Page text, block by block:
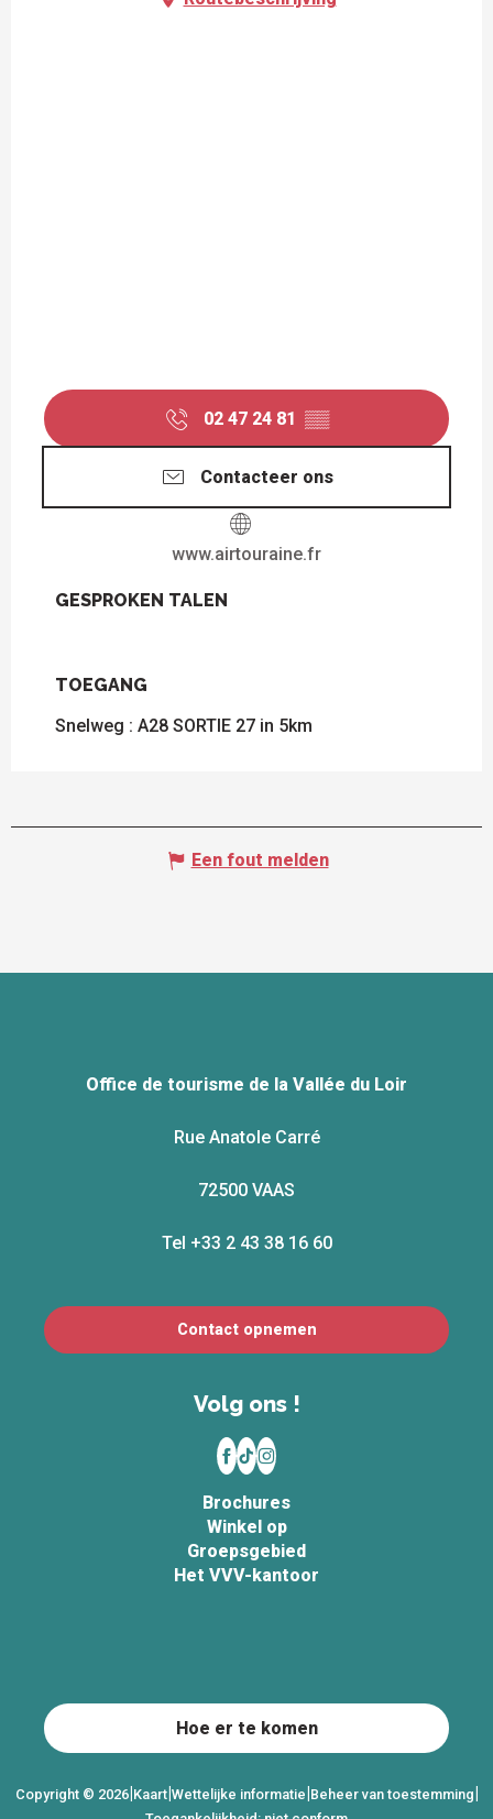
02 47 24 81 ▒▒
Contacteer ons
www.airtouraine.fr
GESPROKEN TALEN
GESPROKEN TALEN
TOEGANG
TOEGANG
Snelweg : A28 SORTIE 27 in 5km
Een fout melden
Office de tourisme de la Vallée du Loir
Rue Anatole Carré
72500 VAAS
Tel +33 2 43 38 16 60
Contact opnemen
Volg ons !
Brochures
Winkel op
Groepsgebied
Het VVV-kantoor
Copyright © 2026| Kaart| Wettelijke informatie Beheer van toestemming
Hoe er te komen